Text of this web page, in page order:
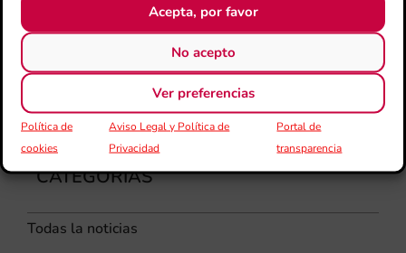
Acepta, por favor
No acepto
Ver preferencias
Política de
cookies
Aviso Legal y Política de
Privacidad
Portal de
transparencia
CATEGORÍAS
Todas la noticias